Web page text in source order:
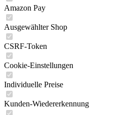
Amazon Pay
Ausgewählter Shop
CSRF-Token
Cookie-Einstellungen
Individuelle Preise
Kunden-Wiedererkennung